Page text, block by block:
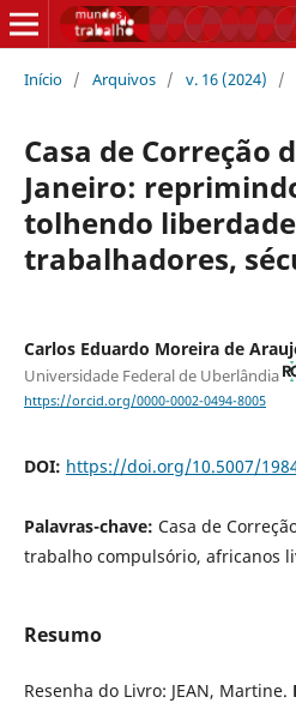
Início / Arquivos / v. 16 (2024) /
Casa de Correção
Janeiro:
tolhendo
trabalhadores,
Carlos Eduardo Moreira de
Universidade Federal de Uberlândia
https://orcid.org/0000-0002-0494-8005
DOI: https://doi.org/10.5007/
Palavras-chave: Casa de
trabalho compulsório, africanos
Resumo
Resenha do Livro: JEAN, Martine.